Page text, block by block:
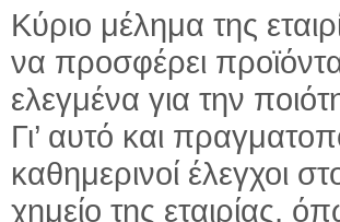
Κύριο μέλημα της
να προσφέρει
ελεγμένα για την
Γι’ αυτό και
καθημερινοί έλεγχοι
χημείο της εταιρίας,